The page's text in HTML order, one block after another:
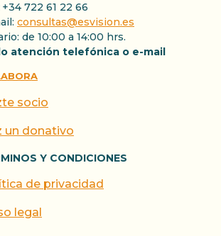
+34 722 61 22 66
consultas@esvision.es
de 10:00 a 14:00 hrs.
atención telefónica o e-mail
socio
un donativo
Y CONDICIONES
de privacidad
legal